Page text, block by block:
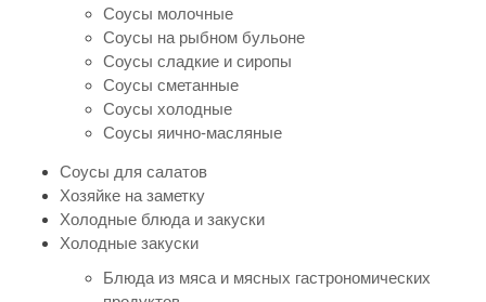
Соусы молочные
Соусы на рыбном бульоне
Соусы сладкие и сиропы
Соусы сметанные
Соусы холодные
Соусы яично-масляные
Соусы для салатов
Хозяйке на заметку
Холодные блюда и закуски
Холодные закуски
Блюда из мяса и мясных гастрономических